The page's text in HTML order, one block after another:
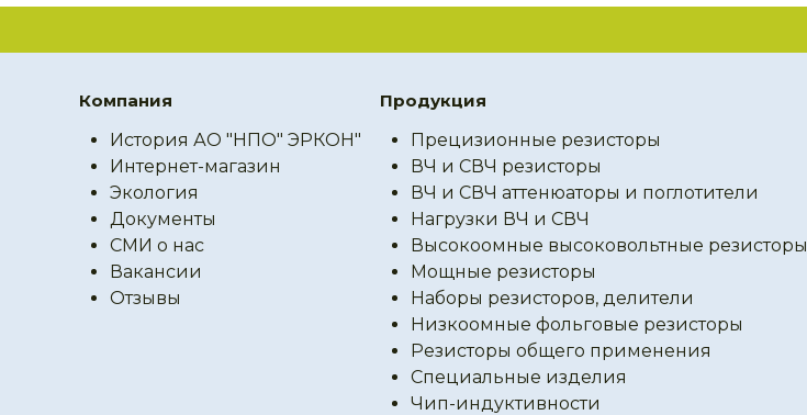
Компания
История АО "НПО" ЭРКОН"
Интернет-магазин
Экология
Документы
СМИ о нас
Вакансии
Отзывы
Продукция
Прецизионные резисторы
ВЧ и СВЧ резисторы
ВЧ и СВЧ аттенюаторы и поглотители
Нагрузки ВЧ и СВЧ
Высокоомные высоковольтные резисторы
Мощные резисторы
Наборы резисторов, делители
Низкоомные фольговые резисторы
Резисторы общего применения
Специальные изделия
Чип-индуктивности